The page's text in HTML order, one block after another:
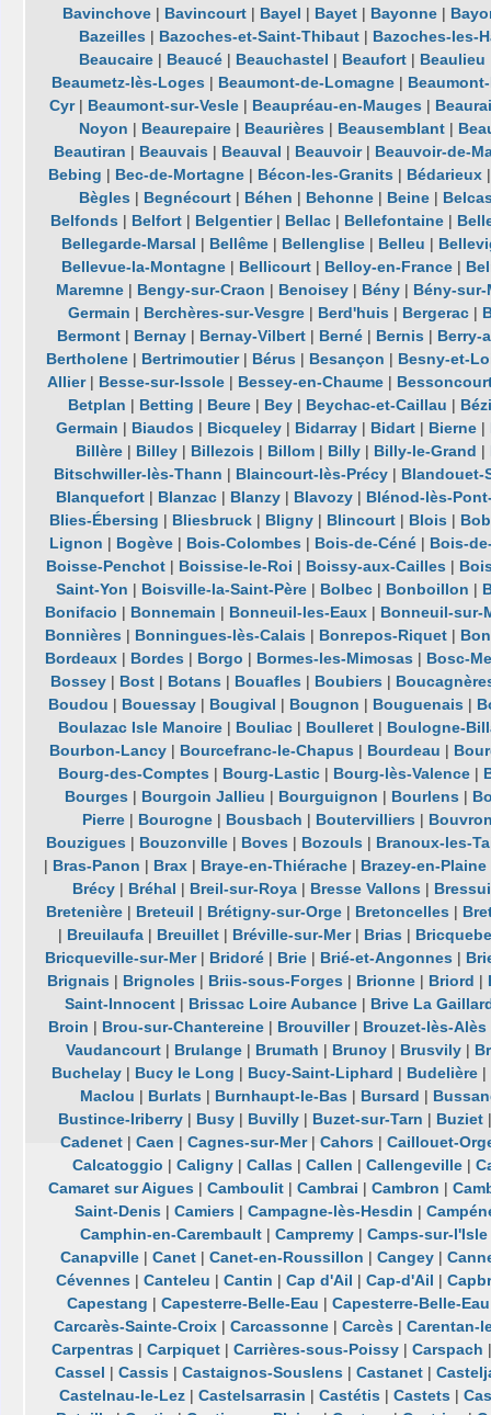
Bavinchove| Bavincourt| Bayel | Bayet| Bayonne|
Bazeilles | Bazoches-et-Saint-Thibaut | Bazoches-les-
Beaucaire | Beaucé | Beauchastel | Beaufort | Beaulieu
Beaumetz-lès-Loges | Beaumont-de-Lomagne|
Cyr| Beaumont-sur-Vesle| Beaupréau-en-Mauges |
Noyon | Beaurepaire| Beaurières | Beausemblant|
Beautiran | Beauvais | Beauval | Beauvoir| Beauvoir-de-
Bebing | Bec-de-Mortagne | Bécon-les-Granits | Bédarieux
Bègles | Begnécourt| Béhen | Behonne| Beine|
Belfonds | Belfort | Belgentier| Bellac | Bellefontaine |
Bellegarde-Marsal | Bellême | Bellenglise | Belleu |
Bellevue-la-Montagne| Bellicourt| Belloy-en-France|
Maremne | Bengy-sur-Craon | Benoisey | Bény | Bény-sur-
Germain | Berchères-sur-Vesgre | Berd'huis | Bergerac |
Bermont| Bernay| Bernay-Vilbert| Berné| Bernis | Berry-
Bertholene | Bertrimoutier | Bérus | Besançon | Besny-et-
Allier| Besse-sur-Issole| Bessey-en-Chaume|
Betplan | Betting | Beure | Bey | Beychac-et-Caillau |
Germain | Biaudos | Bicqueley| Bidarray| Bidart| Bierne|
Billère| Billey| Billezois | Billom| Billy| Billy-le-Grand |
Bitschwiller-lès-Thann | Blaincourt-lès-Précy| Blandouet-
Blanquefort| Blanzac| Blanzy| Blavozy| Blénod-lès-
Blies-Ébersing | Bliesbruck| Bligny| Blincourt| Blois |
Lignon | Bogève| Bois-Colombes | Bois-de-Céné| Bois-
Boisse-Penchot| Boissise-le-Roi | Boissy-aux-Cailles |
Saint-Yon | Boisville-la-Saint-Père| Bolbec| Bonboillon |
Bonifacio | Bonnemain | Bonneuil-les-Eaux | Bonneuil-sur-
Bonnières | Bonningues-lès-Calais | Bonrepos-Riquet|
Bordeaux| Bordes | Borgo | Bormes-les-Mimosas | Bosc-
Bossey| Bost| Botans | Bouafles | Boubiers |
Boudou | Bouessay| Bougival | Bougnon | Bouguenais |
Boulazac Isle Manoire | Bouliac | Boulleret | Boulogne-
Bourbon-Lancy| Bourcefranc-le-Chapus | Bourdeau |
Bourg-des-Comptes | Bourg-Lastic| Bourg-lès-Valence|
Bourges | Bourgoin Jallieu | Bourguignon | Bourlens |
Pierre| Bourogne| Bousbach | Boutervilliers |
Bouzigues | Bouzonville| Boves | Bozouls | Branoux-les-
| Bras-Panon | Brax | Braye-en-Thiérache | Brazey-en-Plaine
Brécy| Bréhal | Breil-sur-Roya| Bresse Vallons |
Bretenière | Breteuil | Brétigny-sur-Orge | Bretoncelles |
| Breuilaufa | Breuillet | Bréville-sur-Mer| Brias |
Bricqueville-sur-Mer| Bridoré| Brie| Brié-et-Angonnes |
Brignais | Brignoles | Briis-sous-Forges | Brionne| Briord |
Saint-Innocent| Brissac Loire Aubance| Brive La
Broin | Brou-sur-Chantereine | Brouviller| Brouzet-lès-Alès
Vaudancourt| Brulange| Brumath | Brunoy| Brusvily|
Buchelay| Bucy le Long | Bucy-Saint-Liphard | Budelière|
Maclou | Burlats | Burnhaupt-le-Bas | Bursard |
Bustince-Iriberry | Busy | Buvilly | Buzet-sur-Tarn | Buziet
Cadenet |Caen |Cagnes-sur-Mer|Cahors |Caillouet-
Calcatoggio | Caligny| Callas| Callen | Callengeville|
Camaret sur Aigues |Camboulit |Cambrai |Cambron |
Saint-Denis| Camiers| Campagne-lès-Hesdin |
Camphin-en-Carembault| Campremy| Camps-sur-l'Isle
Canapville |Canet |Canet-en-Roussillon |Cangey |
Cévennes |Canteleu |Cantin |Cap d'Ail |Cap-d'Ail |
Capestang | Capesterre-Belle-Eau | Capesterre-Belle-Eau
Carcarès-Sainte-Croix |Carcassonne |Carcès |Carentan-
Carpentras| Carpiquet| Carrières-sous-Poissy| Carspach
Cassel | Cassis| Castaignos-Souslens| Castanet|
Castelnau-le-Lez |Castelsarrasin |Castétis |Castets |